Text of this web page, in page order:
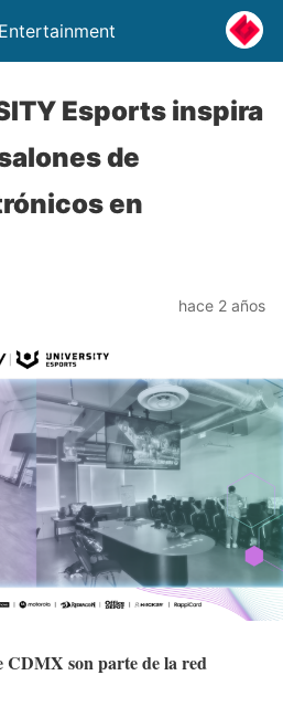
Esports inspira
de
en
hace 2 años
son parte de la red